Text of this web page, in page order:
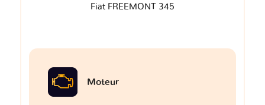
Fiat FREEMONT 345
Moteur